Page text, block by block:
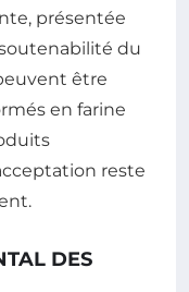
présentée
du
être
en farine
reste
DES